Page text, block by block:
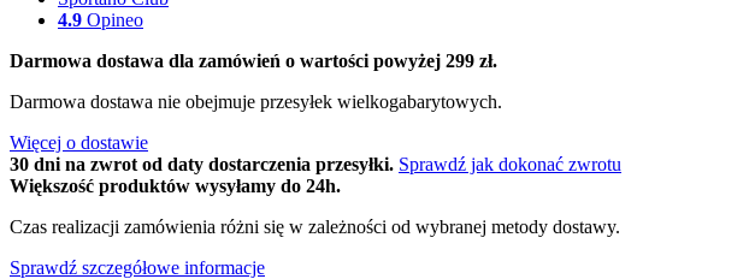
4.9 Opineo
Darmowa dostawa dla zamówień o wartości powyżej 299 zł.
Darmowa dostawa nie obejmuje przesyłek wielkogabarytowych.
Więcej o dostawie
30 dni na zwrot od daty dostarczenia przesyłki. Sprawdź jak dokonać zwrotu
Większość produktów wysyłamy do 24h.
Czas realizacji zamówienia różni się w zależności od wybranej metody dostawy.
Sprawdź szczegółowe informacje